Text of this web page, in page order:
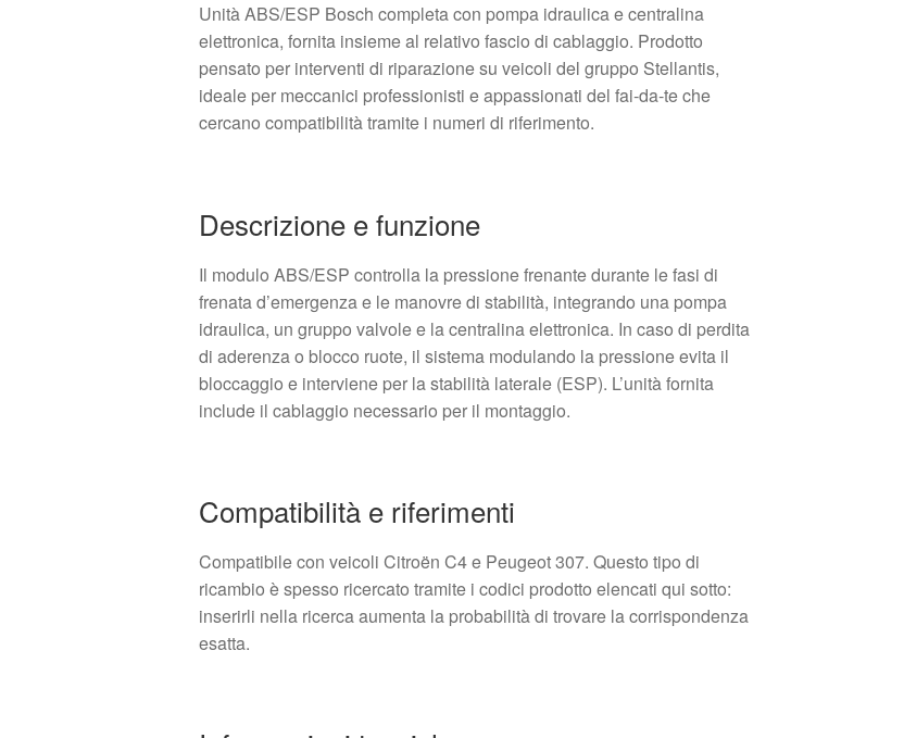
Unità ABS/ESP Bosch completa con pompa idraulica e centralina
elettronica, fornita insieme al relativo fascio di cablaggio. Prodotto
pensato per interventi di riparazione su veicoli del gruppo Stellantis,
ideale per meccanici professionisti e appassionati del fai‑da‑te che
cercano compatibilità tramite i numeri di riferimento.
Descrizione e funzione
Il modulo ABS/ESP controlla la pressione frenante durante le fasi di
frenata d’emergenza e le manovre di stabilità, integrando una pompa
idraulica, un gruppo valvole e la centralina elettronica. In caso di perdita
di aderenza o blocco ruote, il sistema modulando la pressione evita il
bloccaggio e interviene per la stabilità laterale (ESP). L’unità fornita
include il cablaggio necessario per il montaggio.
Compatibilità e riferimenti
Compatibile con veicoli Citroën C4 e Peugeot 307. Questo tipo di
ricambio è spesso ricercato tramite i codici prodotto elencati qui sotto:
inserirli nella ricerca aumenta la probabilità di trovare la corrispondenza
esatta.